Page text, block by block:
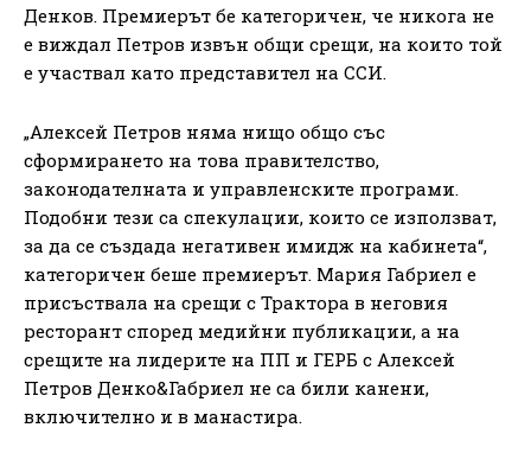
Денков. Премиерът бе категоричен, че никога не
е виждал Петров извън общи срещи, на които той
е участвал като представител на ССИ.
„Алексей Петров няма нищо общо със
сформирането на това правителство,
законодателната и управленските програми.
Подобни тези са спекулации, които се използват,
за да се създада негативен имидж на кабинета“,
категоричен беше премиерът. Мария Габриел е
присъствала на срещи с Трактора в неговия
ресторант според медийни публикации, а на
срещите на лидерите на ПП и ГЕРБ с Алексей
Петров Денко&Габриел не са били канени,
включително и в манастира.